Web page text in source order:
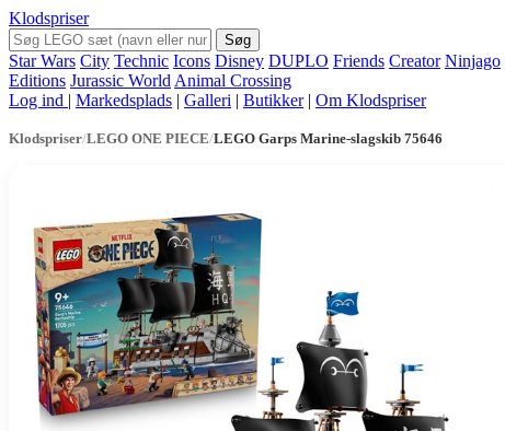
Klodspriser
Søg
Star Wars City Technic Icons Disney DUPLO Friends Creator Ninjago
Editions Jurassic World Animal Crossing
Log ind | Markedsplads | Galleri | Butikker | Om Klodspriser
Klodspriser/LEGO ONE PIECE/LEGO Garps Marine-slagskib 75646